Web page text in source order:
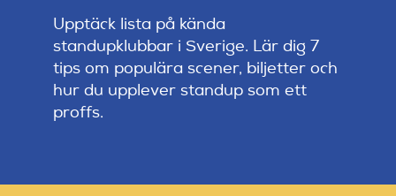
Lineup
Tidigare lineup
Upptäck lista på kända
standupklubbar i Sverige. Lär dig 7
tips om populära scener, biljetter och
hur du upplever standup som ett
proffs.